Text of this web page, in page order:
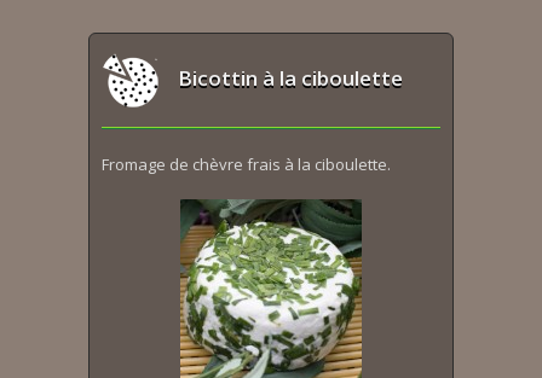
Bicottin à la ciboulette
Fromage de chèvre frais à la ciboulette.